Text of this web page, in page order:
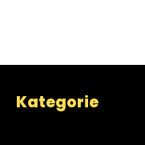
Kategorie